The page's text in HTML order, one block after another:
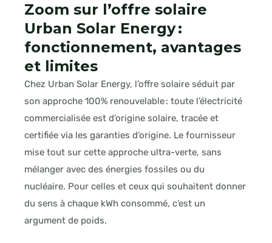
Zoom sur l’offre solaire
Urban Solar Energy :
fonctionnement, avantages
et limites
Chez Urban Solar Energy, l’offre solaire séduit par
son approche 100% renouvelable : toute l’électricité
commercialisée est d’origine solaire, tracée et
certifiée via les garanties d’origine. Le fournisseur
mise tout sur cette approche ultra-verte, sans
mélanger avec des énergies fossiles ou du
nucléaire. Pour celles et ceux qui souhaitent donner
du sens à chaque kWh consommé, c’est un
argument de poids.